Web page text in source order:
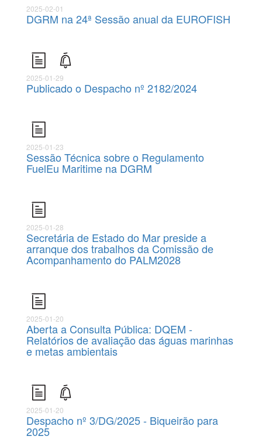
2025-02-01
DGRM na 24ª Sessão anual da EUROFISH
2025-01-29
Publicado o Despacho nº 2182/2024
2025-01-23
Sessão Técnica sobre o Regulamento
FuelEu Maritime na DGRM
2025-01-28
Secretária de Estado do Mar preside a
arranque dos trabalhos da Comissão de
Acompanhamento do PALM2028
2025-01-20
Aberta a Consulta Pública: DQEM -
Relatórios de avaliação das águas marinhas
e metas ambientais
2025-01-20
Despacho nº 3/DG/2025 - Biqueirão para
2025